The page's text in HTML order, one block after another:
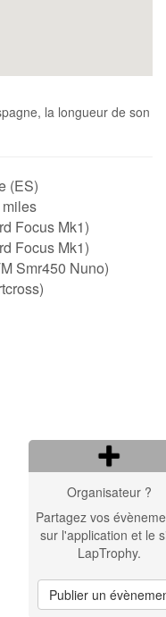
la longueur de son
(ES)
miles
Focus Mk1)
Focus Mk1)
Smr450 Nuno)
Organisateur ?
Partagez vos
sur l'application et le
LapTrophy.
Publier un